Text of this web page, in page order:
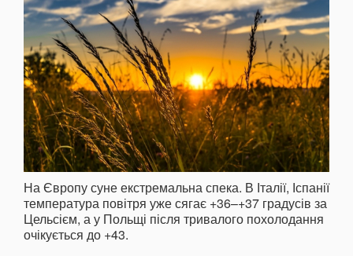
На Європу суне екстремальна спека. В Італії, Іспанії
температура повітря уже сягає +36–+37 градусів за
Цельсієм, а у Польщі після тривалого похолодання
очікується до +43.